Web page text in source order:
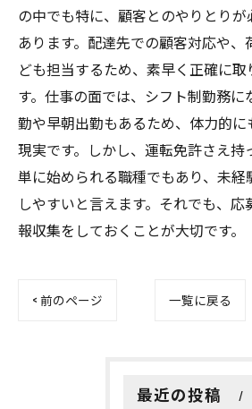
の中でも特に、顧客とのやりとり
あります。配達先での顧客対応や
ども担当するため、素早く正確に
す。仕事の面では、シフト制勤務に
勤や早朝出勤もあるため、体力的
現実です。しかし、運転免許さえ持
単に始められる職種でもあり、未
しやすいと言えます。それでも、
報収集をしておくことが大切です。
< 前のページ 一覧に戻る
最近の投稿